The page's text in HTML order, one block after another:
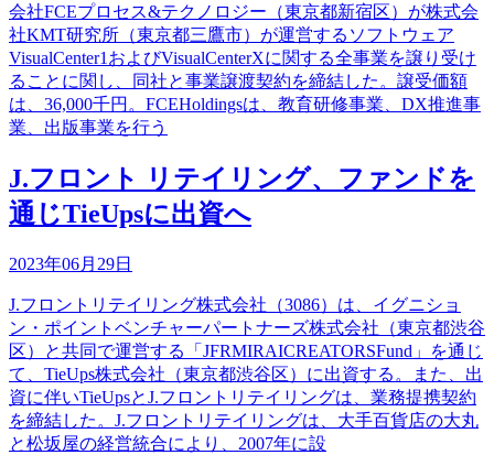
会社FCEプロセス&テクノロジー（東京都新宿区）が株式会
社KMT研究所（東京都三鷹市）が運営するソフトウェア
VisualCenter1およびVisualCenterXに関する全事業を譲り受け
ることに関し、同社と事業譲渡契約を締結した。譲受価額
は、36,000千円。FCEHoldingsは、教育研修事業、DX推進事
業、出版事業を行う
J.フロント リテイリング、ファンドを
通じTieUpsに出資へ
2023年06月29日
J.フロントリテイリング株式会社（3086）は、イグニショ
ン・ポイントベンチャーパートナーズ株式会社（東京都渋谷
区）と共同で運営する「JFRMIRAICREATORSFund」を通じ
て、TieUps株式会社（東京都渋谷区）に出資する。また、出
資に伴いTieUpsとJ.フロントリテイリングは、業務提携契約
を締結した。J.フロントリテイリングは、大手百貨店の大丸
と松坂屋の経営統合により、2007年に設